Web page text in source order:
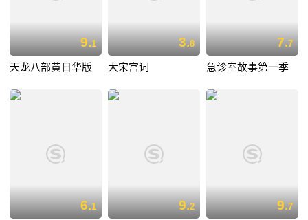
9.1
天龙八部黄日华版
3.8
大宋宫词
7.7
急诊室故事第一季
6.1 9.2 9.7